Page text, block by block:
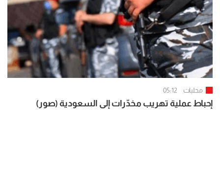
محليات 05:12
إحباط عملية تهريب مخدّرات إلى السعودية (صور)